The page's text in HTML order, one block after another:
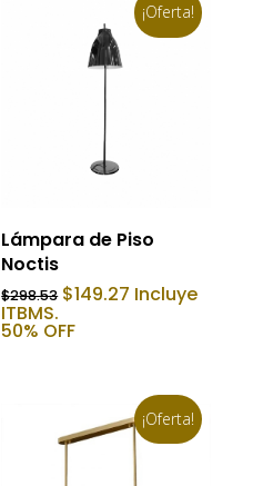
¡Oferta!
Añadir Al Carrito
Lámpara de Piso
Noctis
$298.53 El
original
$149.27 El
precio
Incluye
ITBMS.
50% OFF
¡Oferta!